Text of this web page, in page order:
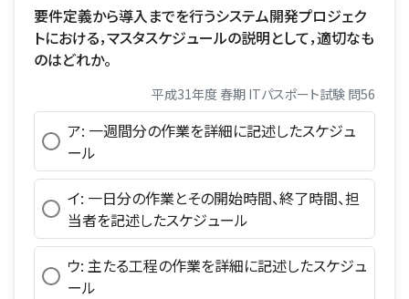
要件定義から導入までを行うシステム開発プロジェク
トにおける，マスタスケジュールの説明として，適切なも
のはどれか。
平成31年度 春期 ITパスポート試験 問56
ア: 一週間分の作業を詳細に記述したスケジュ
ール
イ: 一日分の作業とその開始時間、終了時間、担
当者を記述したスケジュール
ウ: 主たる工程の作業を詳細に記述したスケジュ
ール